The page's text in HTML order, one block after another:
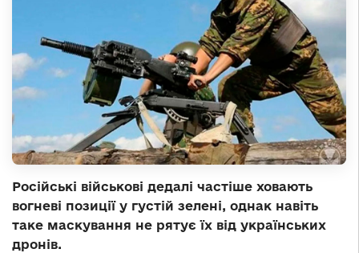
Російські військові дедалі частіше ховають
вогневі позиції у густій зелені, однак навіть
таке маскування не рятує їх від українських
дронів.